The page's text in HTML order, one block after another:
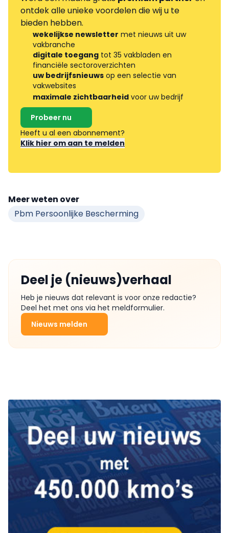
ontdek alle unieke voordelen die wij u te
bieden hebben.
wekelijkse newsletter met nieuws uit uw
vakbranche
digitale toegang tot 35 vakbladen en
financiële sectoroverzichten
uw bedrijfsnieuws op een selectie van
vakwebsites
maximale zichtbaarheid voor uw bedrijf
Probeer nu
Heeft u al een abonnement?
Klik hier om aan te melden
Meer weten over
Pbm Persoonlijke Bescherming
Deel je (nieuws)verhaal
Heb je nieuws dat relevant is voor onze redactie?
Deel het met ons via het meldformulier.
Nieuws melden